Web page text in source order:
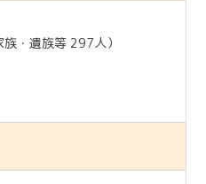
・遺族等 297人）